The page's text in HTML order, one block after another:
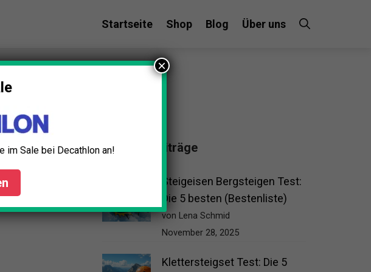
Startseite Shop Blog Über uns
bietet dir
Mit 50%
und
Beliebte Beiträge
Steigeisen Bergsteigen Test:
Die 5 besten (Bestenliste)
von Lena Schmid
November 28, 2025
Klettersteigset Test: Die 5
im Sale bei Decathlon an!
×